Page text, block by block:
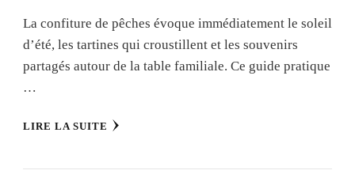
La confiture de pêches évoque immédiatement le soleil
d’été, les tartines qui croustillent et les souvenirs
partagés autour de la table familiale. Ce guide pratique
…
LIRE LA SUITE